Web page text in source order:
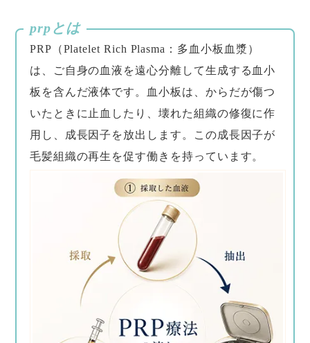
prpとは
PRP（Platelet Rich Plasma：多血小板血漿）
は、ご自身の血液を遠心分離して生成する血小
板を含んだ液体です。血小板は、からだが傷つ
いたときに止血したり、壊れた組織の修復に作
用し、成長因子を放出します。この成長因子が
毛髪組織の再生を促す働きを持っています。